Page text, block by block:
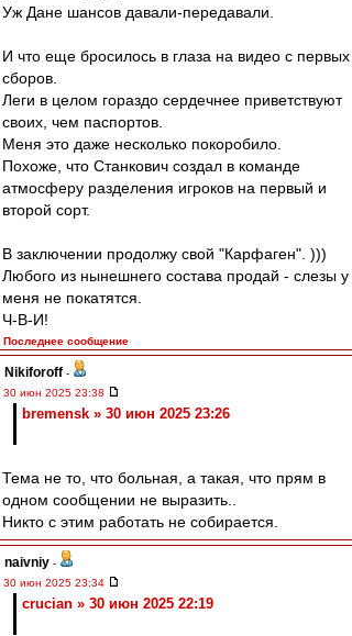
Уж Дане шансов давали-передавали.
И что еще бросилось в глаза на видео с первых
сборов.
Леги в целом гораздо сердечнее приветствуют
своих, чем паспортов.
Меня это даже несколько покоробило.
Похоже, что Станкович создал в команде
атмосферу разделения игроков на первый и
второй сорт.
В заключении продолжу свой "Карфаген". )))
Любого из нынешнего состава продай - слезы у
меня не покатятся.
Ч-В-И!
Последнее сообщение
Nikiforoff -
30 июн 2025 23:38
bremensk » 30 июн 2025 23:26
Тема не то, что больная, а такая, что прям в
одном сообщении не выразить..
Никто с этим работать не собирается.
naivniy -
30 июн 2025 23:34
crucian » 30 июн 2025 22:19